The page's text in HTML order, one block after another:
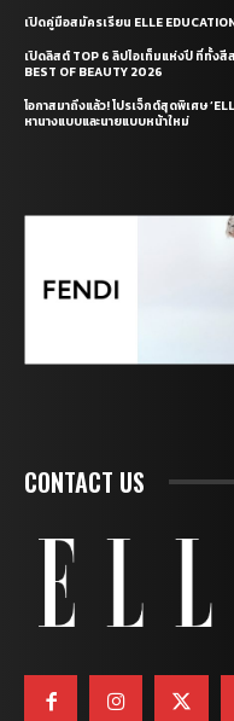
เปิดคู่มือสมัครเรียน ELLE
เปิดลิสต์ TOP 6 ลิปไอเท็มแห่งปี ที่ทั้งสี
BEST OF BEAUTY 2026
โอกาสมาถึงแล้ว! โปรเจ็กต์สุดพิเศษ
หานางแบบและนายแบบหน้าใหม่
CONTACT US